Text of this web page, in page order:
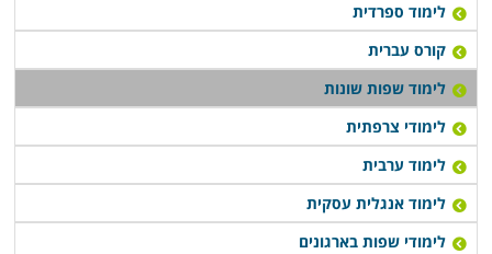
לימוד ספרדית
קורס עברית
לימוד שפות שונות
לימודי צרפתית
לימוד ערבית
לימוד אנגלית עסקית
לימודי שפות בארגונים